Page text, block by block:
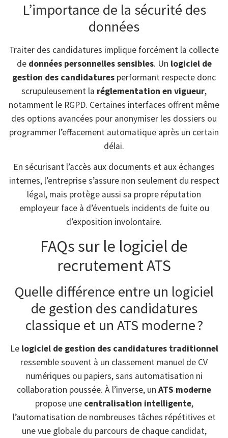
L’importance de la sécurité des
données
Traiter des candidatures implique forcément la collecte
de données personnelles sensibles. Un logiciel de
gestion des candidatures performant respecte donc
scrupuleusement la réglementation en vigueur,
notamment le RGPD. Certaines interfaces offrent même
des options avancées pour anonymiser les dossiers ou
programmer l’effacement automatique après un certain
délai.
En sécurisant l’accès aux documents et aux échanges
internes, l’entreprise s’assure non seulement du respect
légal, mais protège aussi sa propre réputation
employeur face à d’éventuels incidents de fuite ou
d’exposition involontaire.
FAQs sur le logiciel de
recrutement ATS
Quelle différence entre un logiciel
de gestion des candidatures
classique et un ATS moderne ?
Le logiciel de gestion des candidatures traditionnel
ressemble souvent à un classement manuel de CV
numériques ou papiers, sans automatisation ni
collaboration poussée. À l’inverse, un ATS moderne
propose une centralisation intelligente,
l’automatisation de nombreuses tâches répétitives et
une vue globale du parcours de chaque candidat,